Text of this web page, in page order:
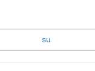
su